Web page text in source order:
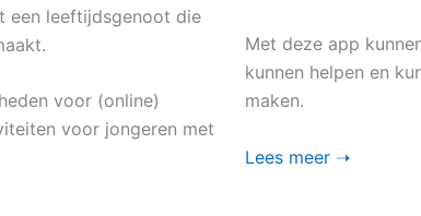
een leeftijdsgenoot die
voor (online)
voor jongeren met
Met deze app
kunnen helpen en
maken.
Lees meer ➝